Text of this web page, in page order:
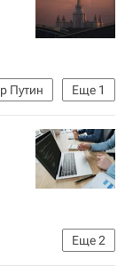
Еще 1
Путин
Еще2
Федеральная служба по надзору в сфере связи, информационных технологий и массовых коммуникаций (Роскомнадзор)